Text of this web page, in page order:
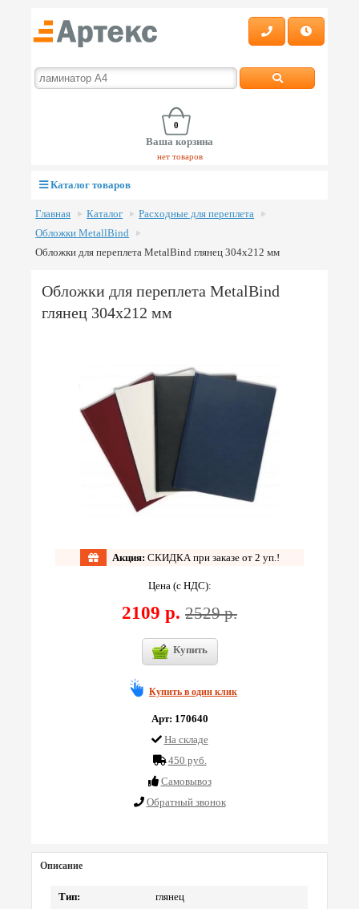
0
Ваша корзина
нет товаров
Каталог товаров
Главная Каталог
Расходные для переплета
Обложки MetallBind
Обложки для переплета MetalBind глянец 304х212 мм
Обложки для переплета MetalBind
глянец 304х212 мм
Акция: СКИДКА при заказе от 2 уп.!
Цена (с НДС):
2109 р. 2529 р.
Купить
Купить в один клик
Арт: 170640
На складе
450 руб.
Cамовывоз
Обратный звонок
Описание
Тип: глянец